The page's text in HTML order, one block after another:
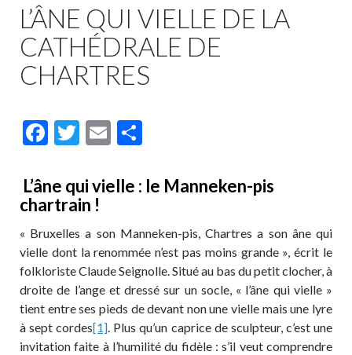
L’ÂNE QUI VIELLE DE LA
CATHÉDRALE DE
CHARTRES
F
e
b
o
o
k
T
itt
er
E
ai ta
er
L’âne qui vielle : le Manneken-pis
chartrain !
« Bruxelles a son Manneken-pis, Chartres a son âne qui
vielle dont la renommée n’est pas moins grande », écrit le
folkloriste Claude Seignolle. Situé au bas du petit clocher, à
droite de l’ange et dressé sur un socle, « l’âne qui vielle »
tient entre ses pieds de devant non une vielle mais une lyre
à sept cordes[1]. Plus qu’un caprice de sculpteur, c’est une
invitation faite à l’humilité du fidèle : s’il veut comprendre